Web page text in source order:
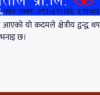
यो कदमले क्षेत्रीय द्वन्द्व थप
छ।